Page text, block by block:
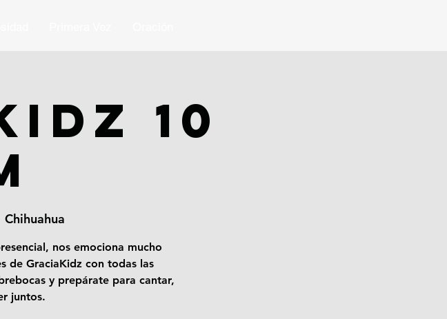
10
Chihuahua
nos emociona mucho
de GraciaKidz con todas las
y prepárate para cantar,
juntos.